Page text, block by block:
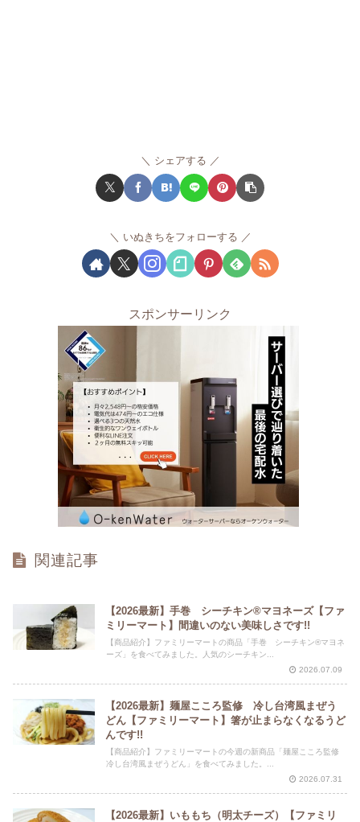
シェアする
いぬきちをフォローする
スポンサーリンク
関連記事
【2026最新】手巻 シーチキン®マヨネーズ【ファ
ミリーマート】間違いのない美味しさです!!
【商品紹介】ファミリーマートの商品「手巻 シーチキン®マヨネ
ーズ」を食べてみました。人気のシーチキン...
2026.07.09
【2026最新】麺屋こころ監修 冷し台湾風まぜう
どん【ファミリーマート】箸が止まらなくなるうど
んです!!
【商品紹介】ファミリーマートの今週の新商品「麺屋こころ監修
冷し台湾風まぜうどん」を食べてみました。...
2026.07.31
【2026最新】いももち（明太チーズ）【ファミリ